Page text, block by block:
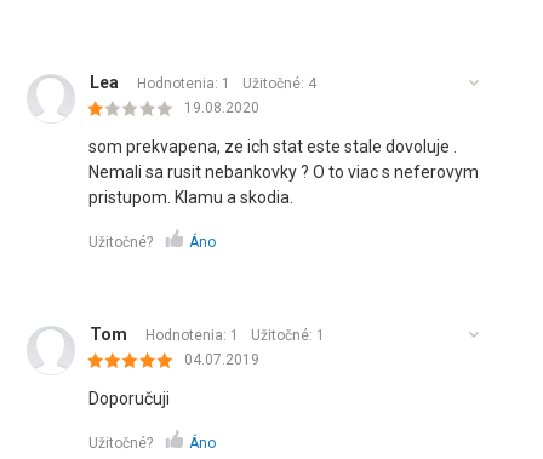
Lea Hodnotenia: 1 Užitočné: 4
19.08.2020
som prekvapena, ze ich stat este stale dovoluje .
Nemali sa rusit nebankovky ? O to viac s neferovym
pristupom. Klamu a skodia.
Užitočné? Áno
Tom Hodnotenia: 1 Užitočné: 1
04.07.2019
Doporučuji
Užitočné? Áno